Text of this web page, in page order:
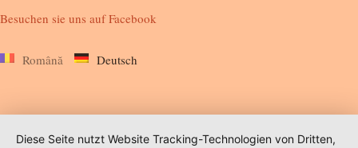
Diese Seite nutzt Website Tracking-Technologien von Dritten,
Besuchen sie uns aufFacebook
Română Deutsch